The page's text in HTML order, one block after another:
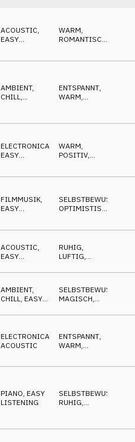
ACOUSTIC
EASY
WARM
ROMANTISCH
AMBIENT,
CHILL,
ENTSPANNT,
WARM,
ELECTRONICA
EASY
WARM
POSITIV
FILMMUSIK
EASY
SELBSTBEWUSST
OPTIMISTISCH
ACOUSTIC
EASY
RUHIG
LUFTIG
AMBIENT,
CHILL
EASY
SELBSTBEWUSST
MAGISCH
ELECTRONICA
ACOUSTIC
ENTSPANNT,
WARM,
PIANO, EASY
LISTENING
SELBSTBEWUSST
RUHIG,